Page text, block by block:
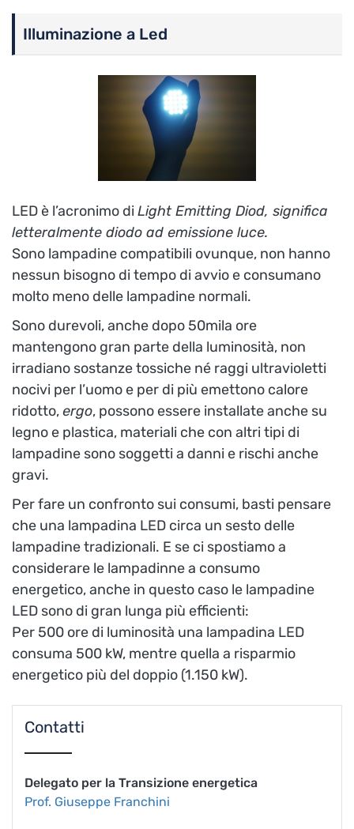
Illuminazione a Led
LED è l’acronimo di Light Emitting Diod, significa
letteralmente diodo ad emissione luce.
Sono lampadine compatibili ovunque, non hanno
nessun bisogno di tempo di avvio e consumano
molto meno delle lampadine normali.
Sono durevoli, anche dopo 50mila ore
mantengono gran parte della luminosità, non
irradiano sostanze tossiche né raggi ultravioletti
nocivi per l’uomo e per di più emettono calore
ridotto,ergo, possono essere installate anche su
legno e plastica, materiali che con altri tipi di
lampadine sono soggetti a danni e rischi anche
gravi.
Per fare un confronto sui consumi, basti pensare
che una lampadina LED circa un sesto delle
lampadine tradizionali. E se ci spostiamo a
considerare le lampadinne a consumo
energetico, anche in questo caso le lampadine
LED sono di gran lunga più efficienti:
Per 500 ore di luminosità una lampadina LED
consuma 500 kW, mentre quella a risparmio
energetico più del doppio (1.150 kW).
Contatti
Delegato per la Transizione energetica
Prof. Giuseppe Franchini